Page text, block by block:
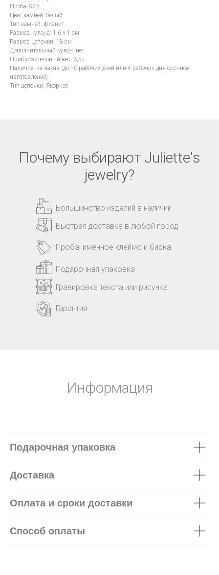
Проба: 925
Цвет камней: белый
Тип камней: фианит
Размер кулона: 1,6 х 1 см
Размер цепочки: 18 см
Дополнительный кулон: нет
Приблизительный вес: 3,5 г.
Наличие: на заказ (до 10 рабочих дней или 4 рабочих дня срочное
изготовление)
Тип цепочки: Якорное
Почему выбирают Juliette's
jewelry?
Большинство изделий в наличии
Быстрая доставка в любой город
Подарочная упаковка
Гравировка текста или рисунка
Проба, именное клеймо и бирка
Гарантия
Информация
Подарочная упаковка
Доставка
Оплата и сроки доставки
Способ оплаты